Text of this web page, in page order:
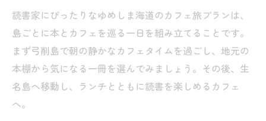
読書家にぴったりなゆめしま海道のカフェ旅プランは、
島ごとに本とカフェを巡る一日を組み立てることです。
まず弓削島で朝の静かなカフェタイムを過ごし、地元の
本棚から気になる一冊を選んでみましょう。その後、生
名島へ移動し、ランチとともに読書を楽しめるカフェ
へ。